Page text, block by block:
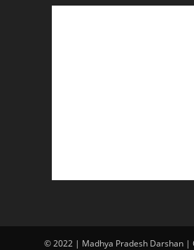
© 2022 | Madhya Pradesh Darshan |